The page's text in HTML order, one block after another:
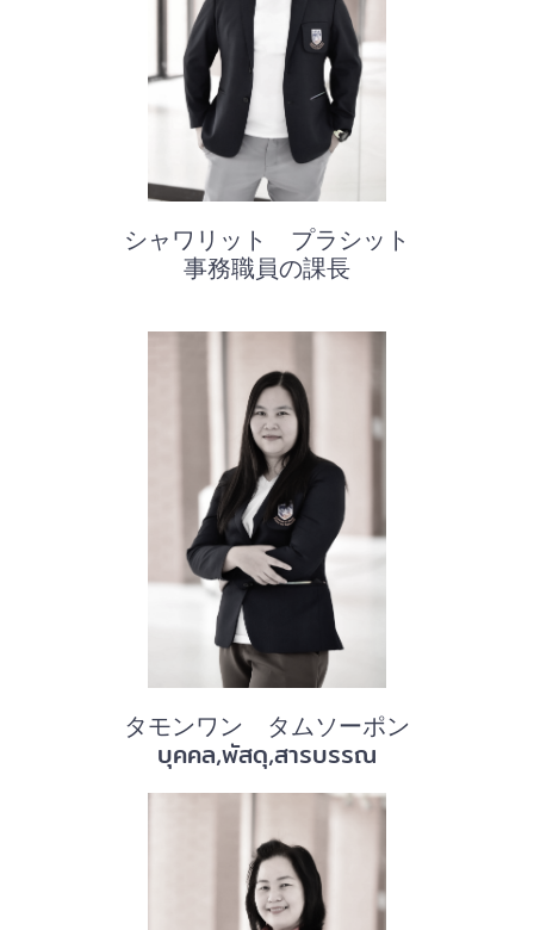
シャワリット プラシット
事務職員の課長
タモンワン タムソーポン
บุคคล,พัสดุ,สารบรรณ